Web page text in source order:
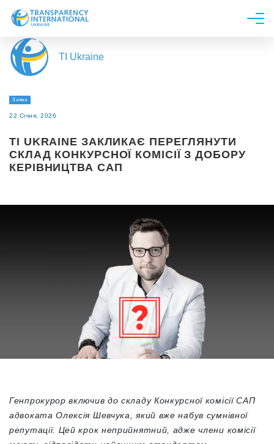
Про нас
Новини
Напрями роботи
Долучитися
TI Ukraine
Заява
22 Січня, 2026
TI UKRAINE ЗАКЛИКАЄ ПЕРЕГЛЯНУТИ
СКЛАД КОНКУРСНОЇ КОМІСІЇ З ДОБОРУ
КЕРІВНИЦТВА САП
Генпрокурор включив до складу Конкурсної комісії САП
адвоката Олексія Шевчука, який вже набув сумнівної
репутації. Цей крок неприйнятний, адже члени комісії